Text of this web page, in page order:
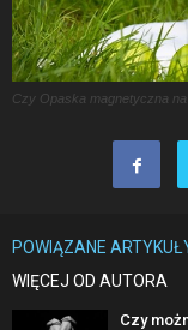
Czy Opaska magnetyczna
POWIĄZANE
WIĘCEJ OD AUTORA
Czy